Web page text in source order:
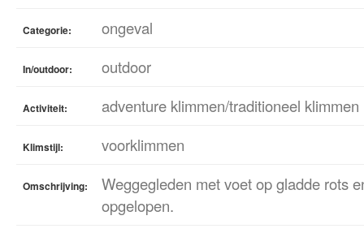
Categorie: ongeval
In/outdoor: outdoor
Activiteit: adventure klimmen/traditioneel klimmen
Klimstijl: voorklimmen
Omschrijving:
Weggegleden met voet op gladde rots
opgelopen.